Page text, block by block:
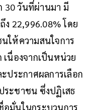
30 วันที่ผ่านมา มี
ง 22,996.08% โดย
ให้ความสนใจการ
เนื่องจากเป็นหน่วย
ระกาศผลการเลือก
ระชาชน ซึ่งปฏิเสธ
อมั่นในกระบวนการ